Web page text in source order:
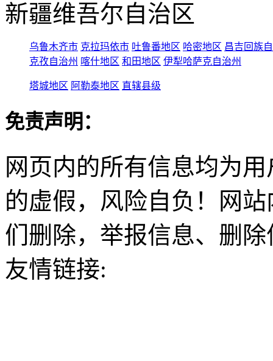
新疆维吾尔自治区
乌鲁木齐市 克拉玛依市 吐鲁番地区 哈密地区 昌吉回族
克孜自治州 喀什地区 和田地区 伊犁哈萨克自治州
塔城地区 阿勒泰地区 直辖县级
免责声明：
网页内的所有信息均为
的虚假，风险自负！网
们删除，举报信息、删
友情链接: